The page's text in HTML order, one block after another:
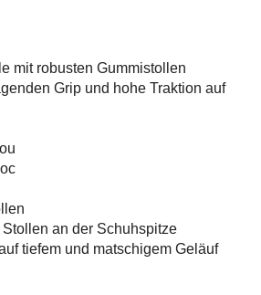
mit robusten Gummistollen
Grip und hohe Traktion auf
an der Schuhspitze
tiefem und matschigem Geläuf